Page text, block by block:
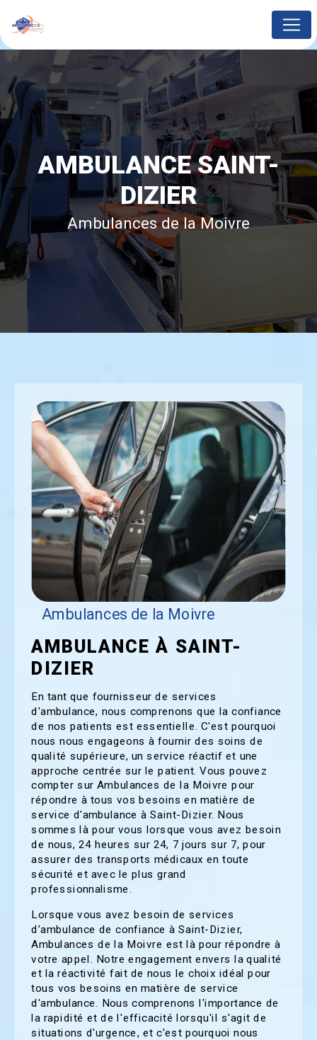
AMBULANCE SAINT-
DIZIER
Ambulances de la Moivre
Ambulances de la Moivre
AMBULANCE À SAINT-
DIZIER
En tant que fournisseur de services
d'ambulance, nous comprenons que la confiance
de nos patients est essentielle. C'est pourquoi
nous nous engageons à fournir des soins de
qualité supérieure, un service réactif et une
approche centrée sur le patient. Vous pouvez
compter sur Ambulances de la Moivre pour
répondre à tous vos besoins en matière de
service d'ambulance à Saint-Dizier. Nous
sommes là pour vous lorsque vous avez besoin
de nous, 24 heures sur 24, 7 jours sur 7, pour
assurer des transports médicaux en toute
sécurité et avec le plus grand
professionnalisme.
Lorsque vous avez besoin de services
d'ambulance de confiance à Saint-Dizier,
Ambulances de la Moivre est là pour répondre à
votre appel. Notre engagement envers la qualité
et la réactivité fait de nous le choix idéal pour
tous vos besoins en matière de service
d'ambulance. Nous comprenons l'importance de
la rapidité et de l'efficacité lorsqu'il s'agit de
situations d'urgence, et c'est pourquoi nous